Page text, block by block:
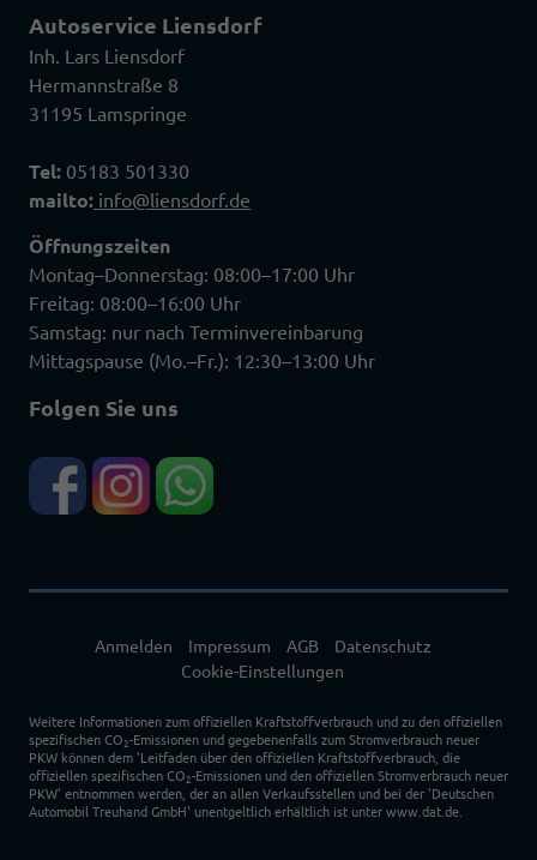
Autoservice Liensdorf
Inh. Lars Liensdorf
Hermannstraße 8
31195 Lamspringe
Tel: 05183 501330
mailto: info@liensdorf.de
Öffnungszeiten
Montag–Donnerstag: 08:00–17:00 Uhr
Freitag: 08:00–16:00 Uhr
Samstag: nur nach Terminvereinbarung
Mittagspause (Mo.–Fr.): 12:30–13:00 Uhr
Folgen Sie uns
Anmelden Impressum AGB
Datenschutz
Cookie-Einstellungen
Weitere Informationen zum offiziellen Kraftstoffverbrauch und zu den offiziellen
spezifischen CO2-Emissionen und gegebenenfalls zum Stromverbrauch neuer
PKW können dem 'Leitfaden über den offiziellen Kraftstoffverbrauch, die
offiziellen spezifischen CO2-Emissionen und den offiziellen Stromverbrauch neuer
PKW' entnommen werden, der an allen Verkaufsstellen und bei der 'Deutschen
Automobil Treuhand GmbH' unentgeltlich erhältlich ist unter www.dat.de.